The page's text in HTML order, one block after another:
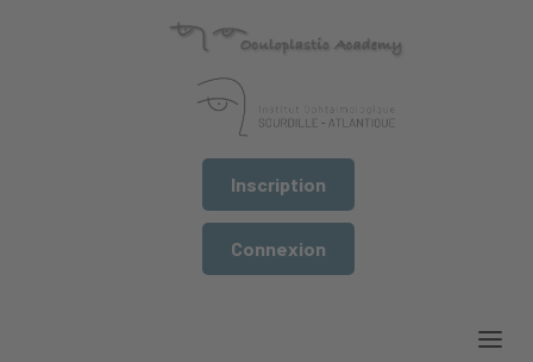
Inscription
Connexion